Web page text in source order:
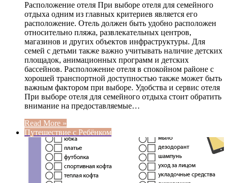
Расположение отеля При выборе отеля для семейного
отдыха одним из главных критериев является его
расположение. Отель должен быть удобно расположен
относительно пляжа, развлекательных центров,
магазинов и других объектов инфраструктуры. Для
семей с детьми также важно учитывать наличие детских
площадок, анимационных программ и детских
бассейнов. Расположение отеля в спокойном районе с
хорошей транспортной доступностью также может быть
важным фактором при выборе. Удобства и сервис отеля
При выборе отеля для семейного отдыха стоит обратить
внимание на предоставляемые…
Read More »
Путешествие с Ребёнком